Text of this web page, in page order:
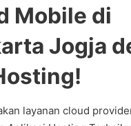
Mobile di
Jogja
layanan cloud